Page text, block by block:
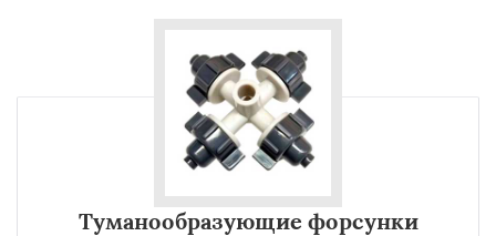
Туманообразующие форсунки